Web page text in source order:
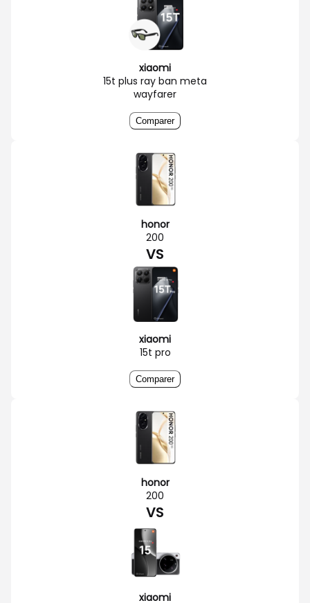
xiaomi
15t plus ray ban meta
wayfarer
Comparer
honor
200
VS
xiaomi
15t pro
Comparer
honor
200
VS
xiaomi